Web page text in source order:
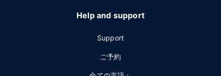
Help and support
Support
ご予約